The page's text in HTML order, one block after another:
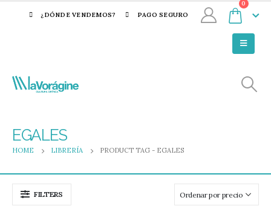
¿DÓNDE VENDEMOS? PAGO SEGURO
0
EGALES
HOME LIBRERÍA PRODUCT TAG - EGALES
FILTERS